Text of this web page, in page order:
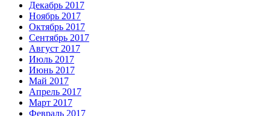
Декабрь 2017
Ноябрь 2017
Октябрь 2017
Сентябрь 2017
Август 2017
Июль 2017
Июнь 2017
Май 2017
Апрель 2017
Март 2017
Февраль 2017